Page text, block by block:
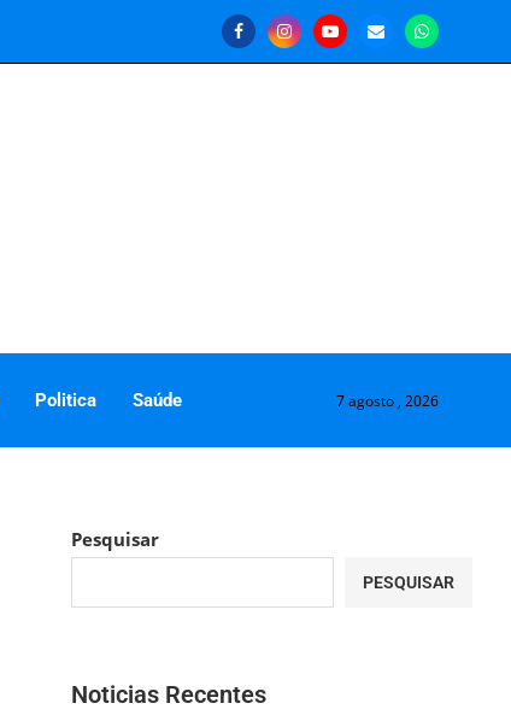
Politica Saúde 7 agosto , 2026
Pesquisar
PESQUISAR
Noticias Recentes